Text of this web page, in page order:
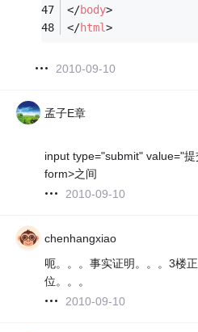
</body>
</html>
2010-09-10
孟子E章
input type="submit" value="
form>之间
2010-09-10
chenhangxiao
呃。。。事实证明。。。3楼
位。。。
2010-09-10